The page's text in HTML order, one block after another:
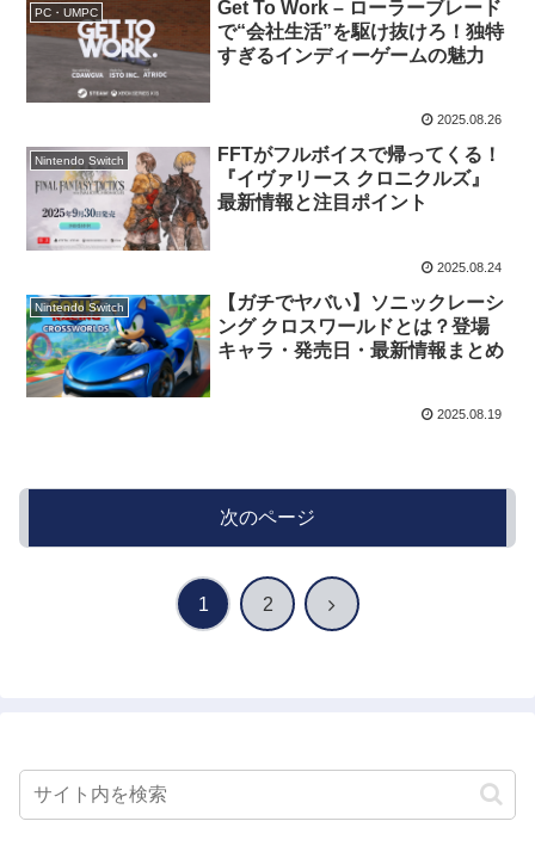
PC・UMPC
Get To Work – ローラーブレード
で“会社生活”を駆け抜けろ！独特
すぎるインディーゲームの魅力
2025.08.26
Nintendo Switch
FFTがフルボイスで帰ってくる！
『イヴァリース クロニクルズ』
最新情報と注目ポイント
2025.08.24
Nintendo Switch
【ガチでヤバい】ソニックレーシ
ング クロスワールドとは？登場
キャラ・発売日・最新情報まとめ
2025.08.19
次のページ
1 2 次